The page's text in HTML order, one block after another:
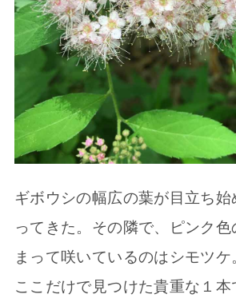
ギボウシの幅広の葉が目立ち
ってきた。その隣で、ピンク
まって咲いているのはシモツケ
ここだけで見つけた貴重な１